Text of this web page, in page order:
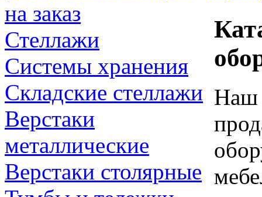
на заказ
Стеллажи
Системы хранения
Складские стеллажи
Верстаки
металлические
Верстаки столярные
Наш